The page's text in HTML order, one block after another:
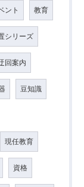
ント 教育
シリーズ
回案内
豆知識
現任教育
資格